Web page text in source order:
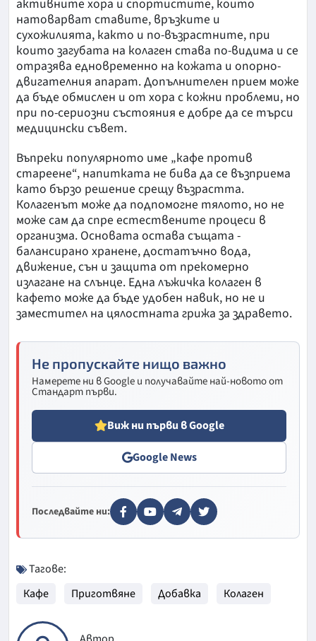
активните хора и спортистите, които
натоварват ставите, връзките и
сухожилията, както и по-възрастните, при
които загубата на колаген става по-видима и се
отразява едновременно на кожата и опорно-
двигателния апарат. Допълнителен прием може
да бъде обмислен и от хора с кожни проблеми, но
при по-сериозни състояния е добре да се търси
медицински съвет.
Въпреки популярното име „кафе против
стареене“, напитката не бива да се възприема
като бързо решение срещу възрастта.
Колагенът може да подпомогне тялото, но не
може сам да спре естествените процеси в
организма. Основата остава същата -
балансирано хранене, достатъчно вода,
движение, сън и защита от прекомерно
излагане на слънце. Една лъжичка колаген в
кафето може да бъде удобен навик, но не и
заместител на цялостната грижа за здравето.
Не пропускайте нищо важно
Намерете ни в Google и получавайте най-новото от
Стандарт първи.
Виж ни първи в Google
Google News
Последвайте ни:
Тагове:
Кафе
Приготвяне Добавка Колаген